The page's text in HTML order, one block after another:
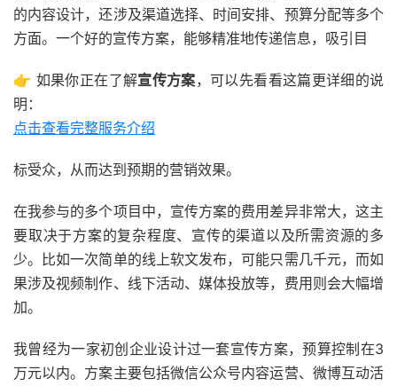
的内容设计，还涉及渠道选择、时间安排、预算分配等多个
方面。一个好的宣传方案，能够精准地传递信息，吸引目
👉 如果你正在了解宣传方案，可以先看看这篇更详细的说
明：
点击查看完整服务介绍
标受众，从而达到预期的营销效果。
在我参与的多个项目中，宣传方案的费用差异非常大，这主
要取决于方案的复杂程度、宣传的渠道以及所需资源的多
少。比如一次简单的线上软文发布，可能只需几千元，而如
果涉及视频制作、线下活动、媒体投放等，费用则会大幅增
加。
我曾经为一家初创企业设计过一套宣传方案，预算控制在3
万元以内。方案主要包括微信公众号内容运营、微博互动活